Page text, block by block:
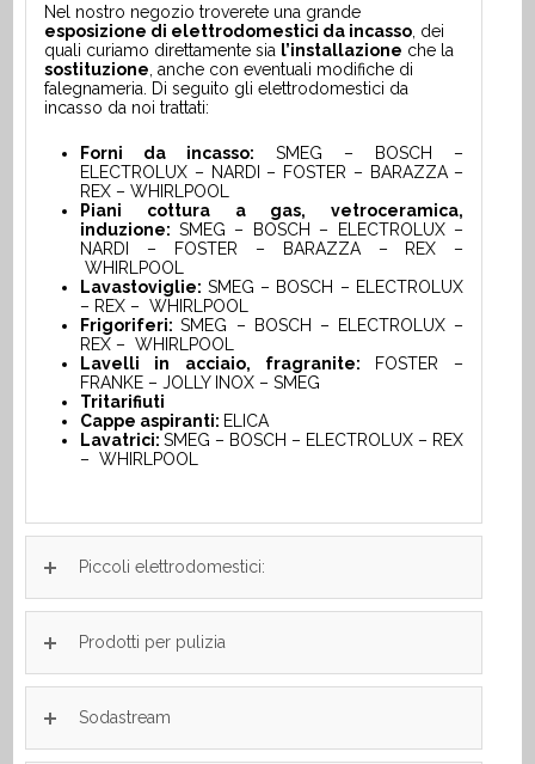
Nel nostro negozio troverete una grande
esposizione di elettrodomestici da incasso , dei
quali curiamo direttamente sia l’installazione che la
sostituzione , anche con eventuali modifiche di
falegnameria. Di seguito gli elettrodomestici da
incasso da noi trattati:
Forni da incasso: SMEG – BOSCH –
ELECTROLUX – NARDI – FOSTER – BARAZZA –
REX – WHIRLPOOL
Piani cottura a gas, vetroceramica,
induzione: SMEG – BOSCH – ELECTROLUX –
NARDI – FOSTER – BARAZZA – REX –
WHIRLPOOL
Lavastoviglie: SMEG – BOSCH – ELECTROLUX
– REX – WHIRLPOOL
Frigoriferi:SMEG – BOSCH – ELECTROLUX –
REX – WHIRLPOOL
Lavelli in acciaio, fragranite:
FOSTER –
FRANKE – JOLLY INOX – SMEG
Tritarifiuti
Cappe aspiranti: ELICA
Lavatrici:SMEG – BOSCH – ELECTROLUX – REX
– WHIRLPOOL
Piccoli elettrodomestici:
Prodotti per pulizia
Sodastream